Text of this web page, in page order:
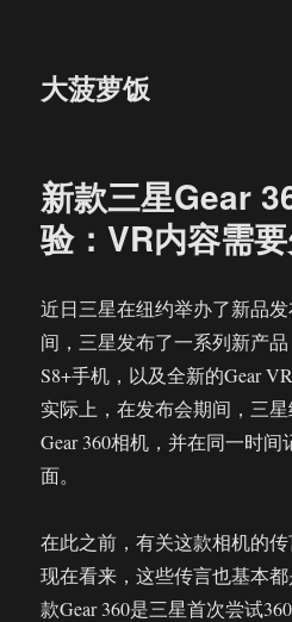
大菠萝饭
新款三星Gear
验：VR内容需
近日三星在纽约举办了新品
间，三星发布了一系列新产品
S8+手机，以及全新的Gear
实际上，在发布会期间，三
Gear 360相机，并在同一时
面。
在此之前，有关这款相机的
现在看来，这些传言也基本
款Gear 360是三星首次尝试